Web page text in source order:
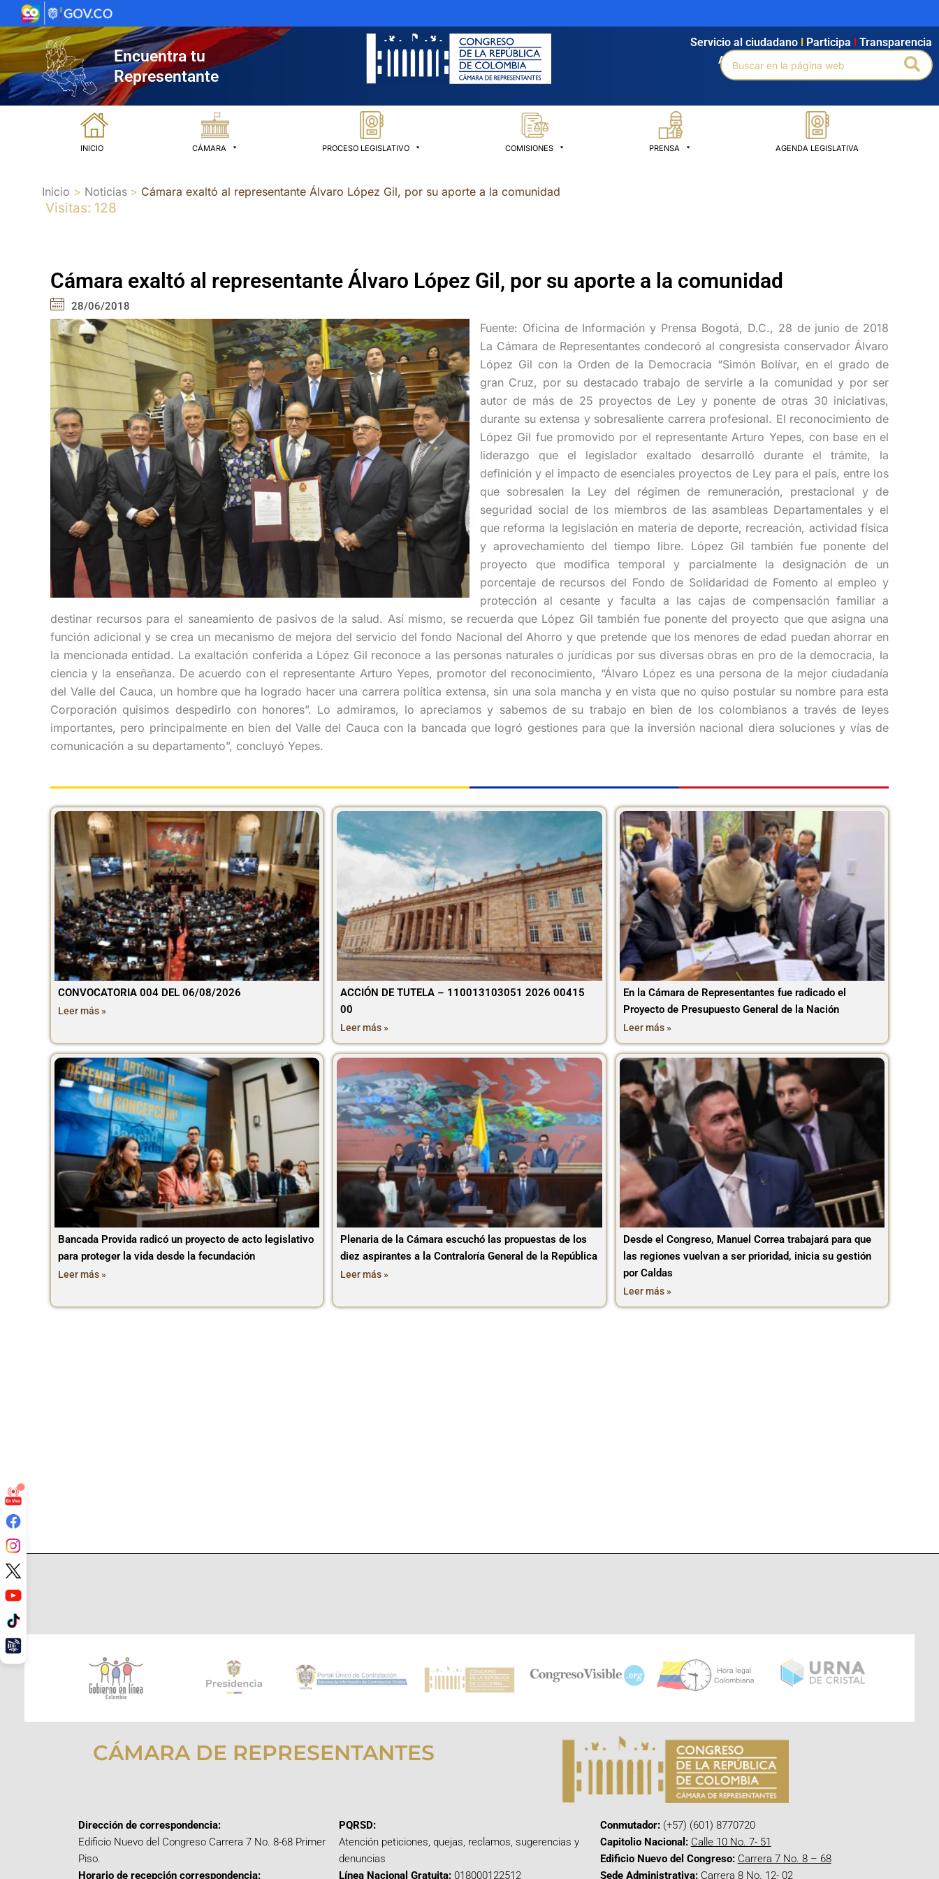
al
contenido
Encuentra tu
Representante
Agendamiento Intranet Búsqueda avanzada
Servicio al ciudadano Participa Transparencia
Buscar
por:
INICIO CÁMARA PROCESO LEGISLATIVO COMISIONES PRENSA AGENDA LEGISLATIVA
Inicio Noticias Cámara exaltó al representante Álvaro López Gil, por su aporte a la comunidad
Visitas: 128
Cámara exaltó al representante Álvaro López Gil, por su aporte a la comunidad
28/06/2018
Fuente: Oficina de Información y Prensa Bogotá, D.C., 28 de junio de 2018
La Cámara de Representantes condecoró al congresista conservador Álvaro
López Gil con la Orden de la Democracia “Simón Bolívar, en el grado de
gran Cruz, por su destacado trabajo de servirle a la comunidad y por ser
autor de más de 25 proyectos de Ley y ponente de otras 30 iniciativas,
durante su extensa y sobresaliente carrera profesional. El reconocimiento de
López Gil fue promovido por el representante Arturo Yepes, con base en el
liderazgo que el legislador exaltado desarrolló durante el trámite, la
definición y el impacto de esenciales proyectos de Ley para el país, entre los
que sobresalen la Ley del régimen de remuneración, prestacional y de
seguridad social de los miembros de las asambleas Departamentales y el
que reforma la legislación en materia de deporte, recreación, actividad física
y aprovechamiento del tiempo libre. López Gil también fue ponente del
proyecto que modifica temporal y parcialmente la designación de un
porcentaje de recursos del Fondo de Solidaridad de Fomento al empleo y
protección al cesante y faculta a las cajas de compensación familiar a
destinar recursos para el saneamiento de pasivos de la salud. Así mismo, se recuerda que López Gil también fue ponente del proyecto que que asigna una
función adicional y se crea un mecanismo de mejora del servicio del fondo Nacional del Ahorro y que pretende que los menores de edad puedan ahorrar en
la mencionada entidad. La exaltación conferida a López Gil reconoce a las personas naturales o jurídicas por sus diversas obras en pro de la democracia, la
ciencia y la enseñanza. De acuerdo con el representante Arturo Yepes, promotor del reconocimiento, “Álvaro López es una persona de la mejor ciudadanía
del Valle del Cauca, un hombre que ha logrado hacer una carrera política extensa, sin una sola mancha y en vista que no quiso postular su nombre para esta
Corporación quisimos despedirlo con honores”. Lo admiramos, lo apreciamos y sabemos de su trabajo en bien de los colombianos a través de leyes
importantes, pero principalmente en bien del Valle del Cauca con la bancada que logró gestiones para que la inversión nacional diera soluciones y vías de
comunicación a su departamento”, concluyó Yepes.
CONVOCATORIA 004 DEL 06/08/2026
Leer más »
ACCIÓN DE TUTELA – 110013103051 2026 00415
00
Leer más »
En la Cámara de Representantes fue radicado el
Proyecto de Presupuesto General de la Nación
Leer más »
Bancada Provida radicó un proyecto de acto legislativo
para proteger la vida desde la fecundación
Leer más »
Plenaria de la Cámara escuchó las propuestas de los
diez aspirantes a la Contraloría General de la República
Leer más »
Desde el Congreso, Manuel Correa trabajará para que
las regiones vuelvan a ser prioridad, inicia su gestión
por Caldas
Leer más »
CÁMARA DE REPRESENTANTES
Dirección de correspondencia:
Edificio Nuevo del Congreso Carrera 7 No. 8-68 Primer
Piso.
Horario de recepción correspondencia:
PQRSD:
Atención peticiones, quejas, reclamos, sugerencias y
denuncias
Línea Nacional Gratuita: 018000122512
Conmutador:(+57) (601) 8770720
Capitolio Nacional: Calle 10 No. 7- 51
Edificio Nuevo del Congreso: Carrera 7 No. 8 – 68
Sede Administrativa: Carrera 8 No. 12- 02